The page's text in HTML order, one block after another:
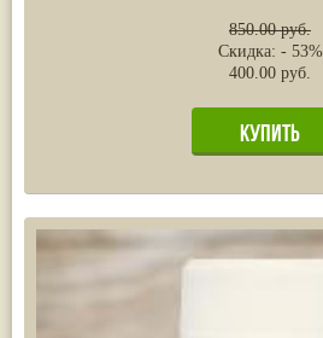
850.00 руб.
Скидка: - 53%
400.00 руб.